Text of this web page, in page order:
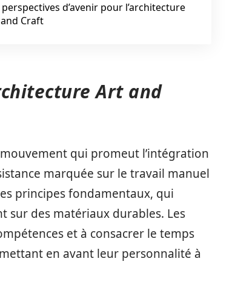
perspectives d’avenir pour l’architecture
Craft
Art and
qui promeut l’intégration
marquée sur le travail manuel
principes fondamentaux, qui
sur des matériaux durables. Les
et à consacrer le temps
en avant leur personnalité à